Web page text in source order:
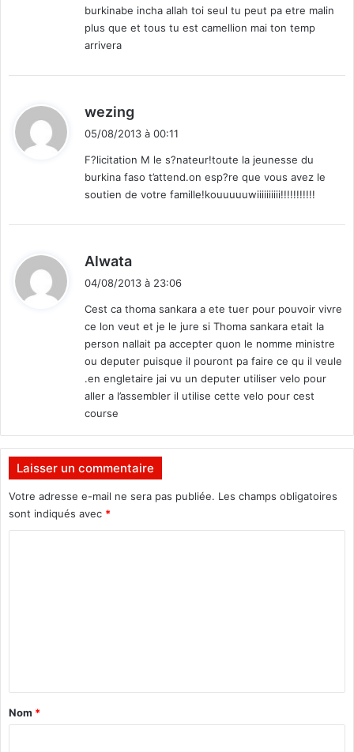
burkinabe incha allah toi seul tu peut pa etre malin
plus que et tous tu est camellion mai ton temp
arrivera
wezing
:
05/08/2013 à 00:11
F?licitation M le s?nateur!toute la jeunesse du
burkina faso t’attend.on esp?re que vous avez le
soutien de votre famille!kouuuuuwiiiiiiiiii!!!!!!!!!!!
Alwata
:
04/08/2013 à 23:06
Cest ca thoma sankara a ete tuer pour pouvoir vivre
ce lon veut et je le jure si Thoma sankara etait la
person nallait pa accepter quon le nomme ministre
ou deputer puisque il pouront pa faire ce qu il veule
.en engletaire jai vu un deputer utiliser velo pour
aller a l’assembler il utilise cette velo pour cest
course
Laisser un commentaire
Votre adresse e-mail ne sera pas publiée. Les champs obligatoires
sont indiqués avec *
a
Nom *